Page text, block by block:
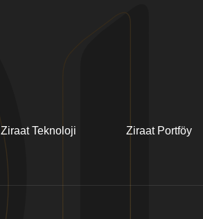
Ziraat Portföy
Ziraat Teknoloji